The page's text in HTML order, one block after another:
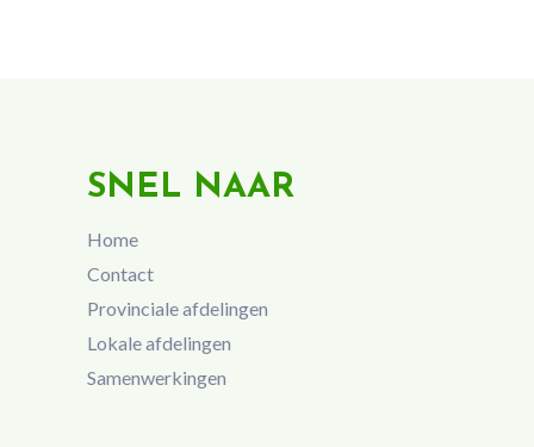
SNEL NAAR
Home
Contact
Provinciale afdelingen
Lokale afdelingen
Samenwerkingen